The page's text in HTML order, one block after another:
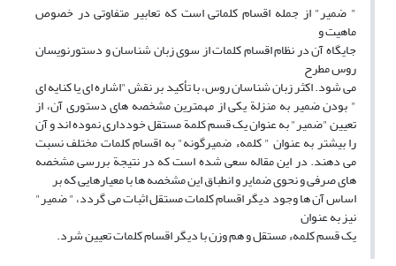
" ضمیر" از جمله اقسام کلماتی است که تعابیر متفاوتی در خصوص
ماهیت و
جایگاه آن در نظام اقسام کلمات از سوی زبان شناسان و دستورنویسان
روس مطرح
می شود. اکثر زبان شناسان روس، با تأکید بر نقش "اشاره ای یا کنایه ای
" بودن ضمیر به منزلة یکی از مهمترین مشخصه های دستوری آن، از
تعیین "ضمیر" به عنوان یک قسم کلمة مستقل خودداری نموده اند و آن
را بیشتر به عنوان " کلمهء ضمیرگونه" به اقسام کلمات مختلف نسبت
می دهند. در این مقاله سعی شده است که در نتیجة بررسی مشخصه
های صرفی و نحوی ضمایر و انطباق این مشخصه ها با معیارهایی که بر
اساس آن ها وجود دیگر اقسام کلمات مستقل اثبات می گردد، " ضمیر"
نیز به عنوان
یک قسم کلمهء مستقل و هم وزن با دیگر اقسام کلمات تعیین شرد.